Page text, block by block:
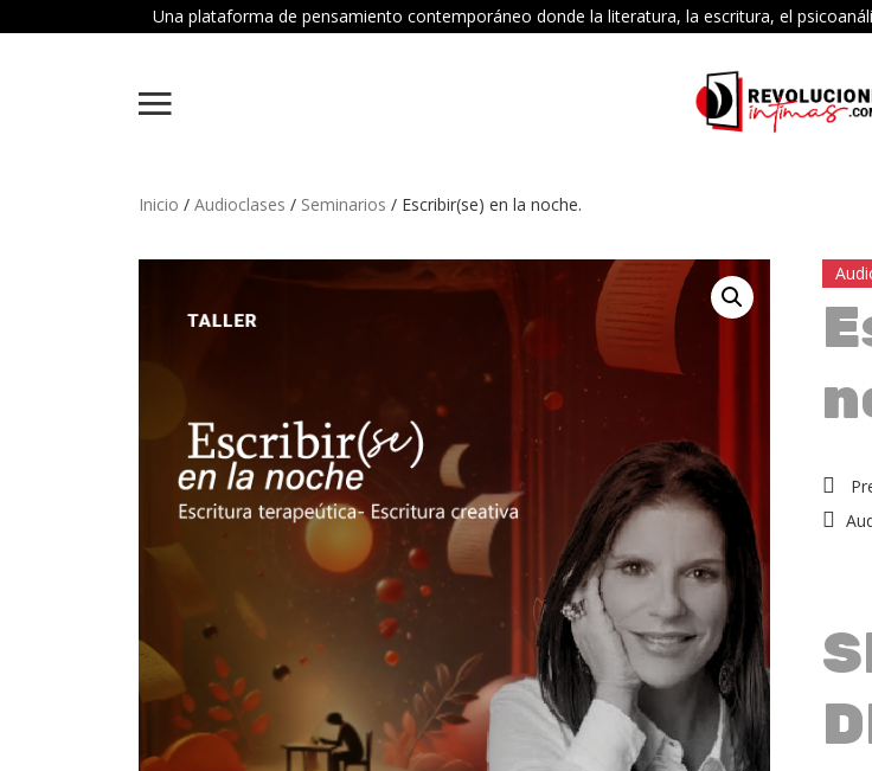
Una plataforma de pensamiento contemporáneo donde la literatura, la escritura, el
Inicio / Audioclases / Seminarios / Escribir(se) en la noche.